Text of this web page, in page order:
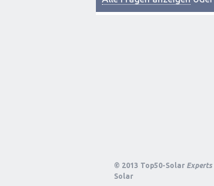
© 2013 Top50-Solar Experts
Solar